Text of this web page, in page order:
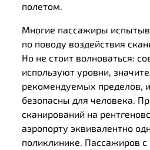
полетом.
Многие пассажиры
по поводу воздействия
Но не стоит волноваться:
используют уровни,
рекомендуемых пределов,
безопасны для человека.
сканирований на
аэропорту эквивалентно
поликлинике. Пассажиров с